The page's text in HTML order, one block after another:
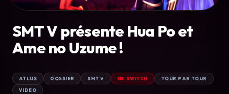
SMT V présente Hua Po et
Ame no Uzume !
ATLUS DOSSIER SMT V SWITCH TOUR PAR TOUR
VIDEO